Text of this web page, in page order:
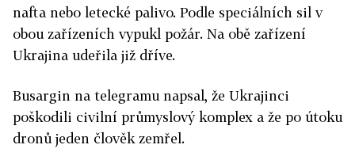
nafta nebo letecké palivo. Podle speciálních sil v
obou zařízeních vypukl požár. Na obě zařízení
Ukrajina udeřila již dříve.
Busargin na telegramu napsal, že Ukrajinci
poškodili civilní průmyslový komplex a že po útoku
dronů jeden člověk zemřel.